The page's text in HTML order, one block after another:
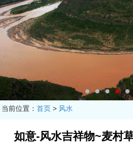
当前位置： 首页> 风水
如意-风水吉祥物~麦村